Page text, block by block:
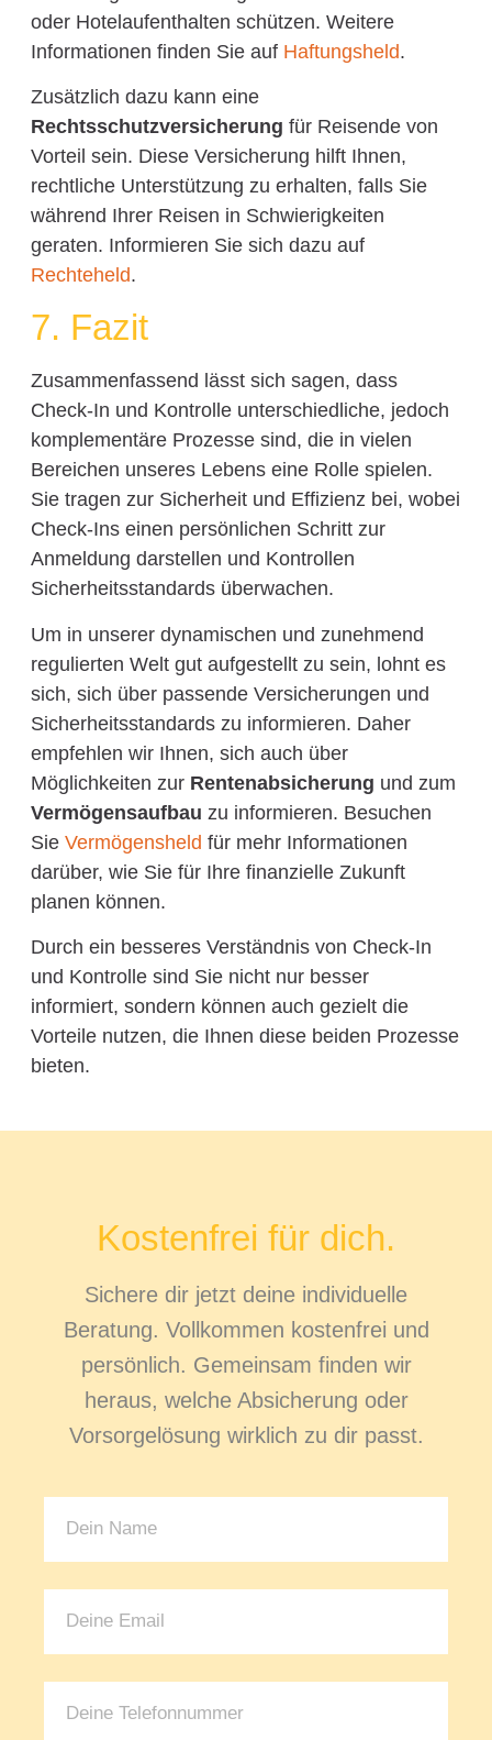
oder Hotelaufenthalten schützen. Weitere
Informationen finden Sie auf Haftungsheld.
Zusätzlich dazu kann eine
Rechtsschutzversicherung für Reisende von
Vorteil sein. Diese Versicherung hilft Ihnen,
rechtliche Unterstützung zu erhalten, falls Sie
während Ihrer Reisen in Schwierigkeiten
geraten. Informieren Sie sich dazu auf
Rechteheld.
7. Fazit
Zusammenfassend lässt sich sagen, dass
Check-In und Kontrolle unterschiedliche, jedoch
komplementäre Prozesse sind, die in vielen
Bereichen unseres Lebens eine Rolle spielen.
Sie tragen zur Sicherheit und Effizienz bei, wobei
Check-Ins einen persönlichen Schritt zur
Anmeldung darstellen und Kontrollen
Sicherheitsstandards überwachen.
Um in unserer dynamischen und zunehmend
regulierten Welt gut aufgestellt zu sein, lohnt es
sich, sich über passende Versicherungen und
Sicherheitsstandards zu informieren. Daher
empfehlen wir Ihnen, sich auch über
Möglichkeiten zur Rentenabsicherung und zum
Vermögensaufbau zu informieren. Besuchen
Sie Vermögensheld für mehr Informationen
darüber, wie Sie für Ihre finanzielle Zukunft
planen können.
Durch ein besseres Verständnis von Check-In
und Kontrolle sind Sie nicht nur besser
informiert, sondern können auch gezielt die
Vorteile nutzen, die Ihnen diese beiden Prozesse
bieten.
Kostenfrei für dich.
Sichere dir jetzt deine individuelle
Beratung. Vollkommen kostenfrei und
persönlich. Gemeinsam finden wir
heraus, welche Absicherung oder
Vorsorgelösung wirklich zu dir passt.